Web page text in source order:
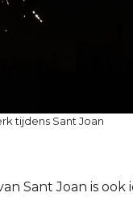
tijdens Sant Joan
Sant Joan is